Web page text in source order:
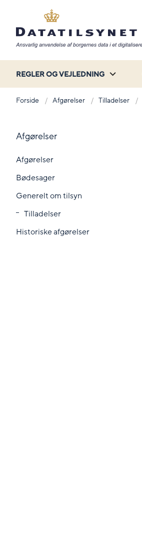
REGLER OG VEJLEDNING
Forside Afgørelser Tilladelser
Afgørelser
Afgørelser
Bødesager
Generelt om tilsyn
Tilladelser
Historiske afgørelser